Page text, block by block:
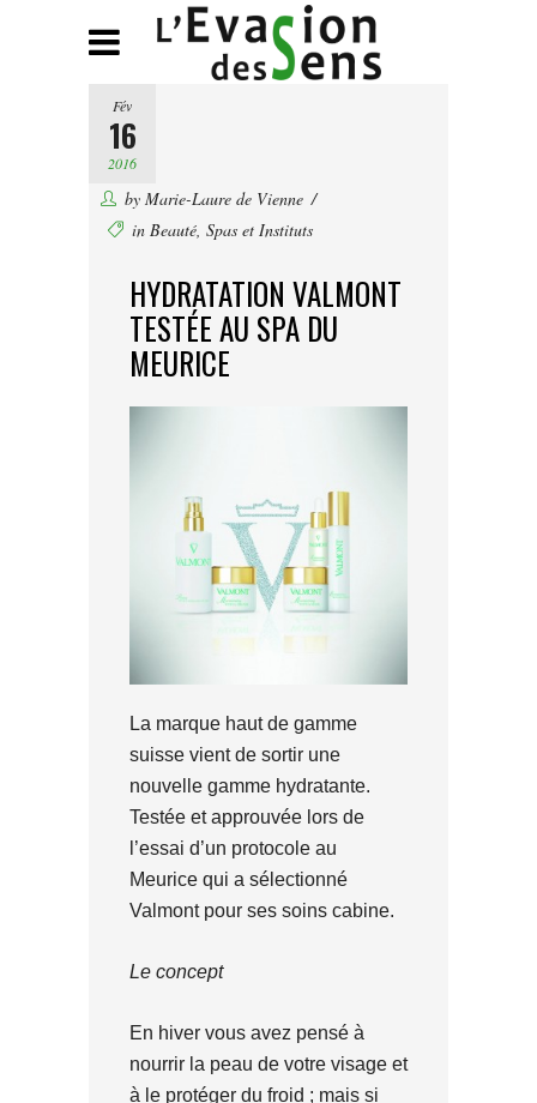
Fév
16
2016
by Marie-Laure de Vienne
in Beauté, Spas et Instituts
HYDRATATION VALMONT
TESTÉE AU SPA DU
MEURICE
La marque haut de gamme
suisse vient de sortir une
nouvelle gamme hydratante.
Testée et approuvée lors de
l’essai d’un protocole au
Meurice qui a sélectionné
Valmont pour ses soins cabine.
Le concept
En hiver vous avez pensé à
nourrir la peau de votre visage et
à le protéger du froid ; mais si